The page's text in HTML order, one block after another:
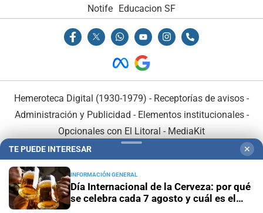
Notife Educacion SF
Hemeroteca Digital (1930-1979) - Receptorías de avisos -
Administración y Publicidad - Elementos institucionales-
Opcionales con El Litoral - MediaKit
TE PUEDE INTERESAR ✕
INFORMACIÓN GENERAL
Día Internacional de la Cerveza: por qué
se celebra cada 7 agosto y cuál es el